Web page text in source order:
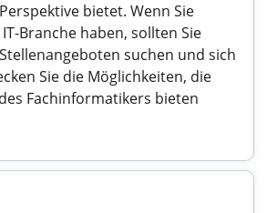
bietet. Wenn Sie
Branche haben, sollten Sie
suchen und sich
Sie die Möglichkeiten, die
Fachinformatikers bieten